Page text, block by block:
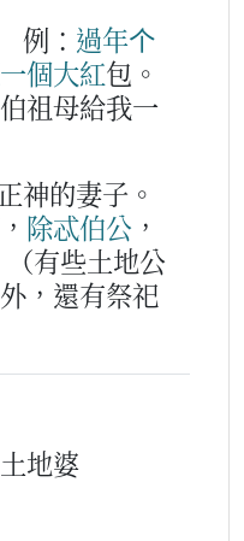
例： 過年个
一個大紅包。
祖母給我一
神的妻子。
， 除忒伯公 ，
（有些土地公
，還有祭祀
地婆